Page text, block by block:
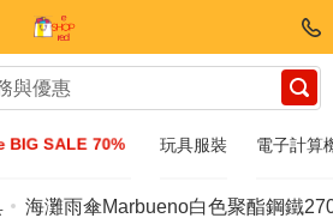
BIG SALE 70% 玩具服裝 電子計算
海灘雨傘Marbueno白色聚酯鋼鐵